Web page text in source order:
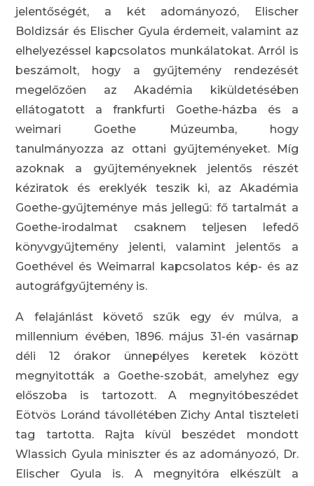
jelentőségét, a két adományozó, Elischer
Boldizsár és Elischer Gyula érdemeit, valamint az
elhelyezéssel kapcsolatos munkálatokat. Arról is
beszámolt, hogy a gyűjtemény rendezését
megelőzően az Akadémia kiküldetésében
ellátogatott a frankfurti Goethe-házba és a
weimari Goethe Múzeumba, hogy
tanulmányozza az ottani gyűjteményeket. Míg
azoknak a gyűjteményeknek jelentős részét
kéziratok és ereklyék teszik ki, az Akadémia
Goethe-gyűjteménye más jellegű: fő tartalmát a
Goethe-irodalmat csaknem teljesen lefedő
könyvgyűjtemény jelenti, valamint jelentős a
Goethével és Weimarral kapcsolatos kép- és az
autográfgyűjtemény is.
A felajánlást követő szűk egy év múlva, a
millennium évében, 1896. május 31-én vasárnap
déli 12 órakor ünnepélyes keretek között
megnyitották a Goethe-szobát, amelyhez egy
előszoba is tartozott. A megnyitóbeszédet
Eötvös Loránd távollétében Zichy Antal tiszteleti
tag tartotta. Rajta kívül beszédet mondott
Wlassich Gyula miniszter és az adományozó, Dr.
Elischer Gyula is. A megnyitóra elkészült a